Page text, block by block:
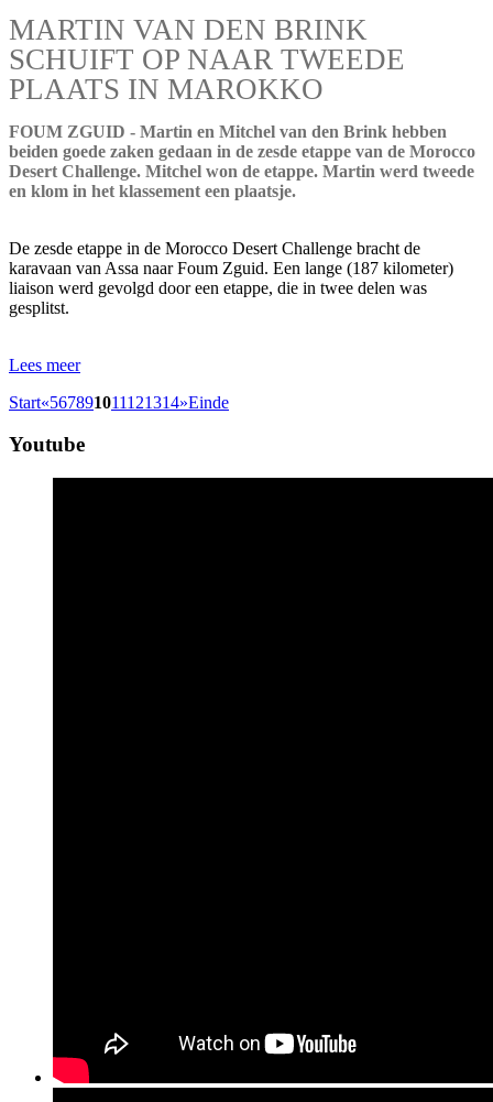
MARTIN VAN DEN BRINK
SCHUIFT OP NAAR TWEEDE
PLAATS IN MAROKKO
FOUM ZGUID - Martin en Mitchel van den Brink hebben
beiden goede zaken gedaan in de zesde etappe van de Morocco
Desert Challenge. Mitchel won de etappe. Martin werd tweede
en klom in het klassement een plaatsje.
De zesde etappe in de Morocco Desert Challenge bracht de
karavaan van Assa naar Foum Zguid. Een lange (187 kilometer)
liaison werd gevolgd door een etappe, die in twee delen was
gesplitst.
Lees meer
Start«567891011121314»Einde
Youtube